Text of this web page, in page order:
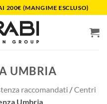
200€ (MANGIME ESCLUSO)
UMBRIA
raccomandati /Centri
Umbria